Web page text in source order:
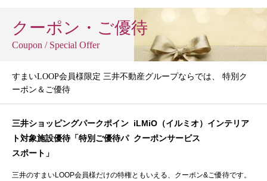
クーポン・ご優待
Coupon / Special Offer
すまいLOOP会員様限定 三井不動産グループならでは、 特別ク
ーポン＆ご優待
三井ショッピングパークポイン
ト対象施設優待「特別ご優待パ
スポート」
iLMiO（イルミオ）インテリア
クーポンサービス
三井のすまいLOOP会員様だけの特権ともいえる、クーポン&ご優待です。